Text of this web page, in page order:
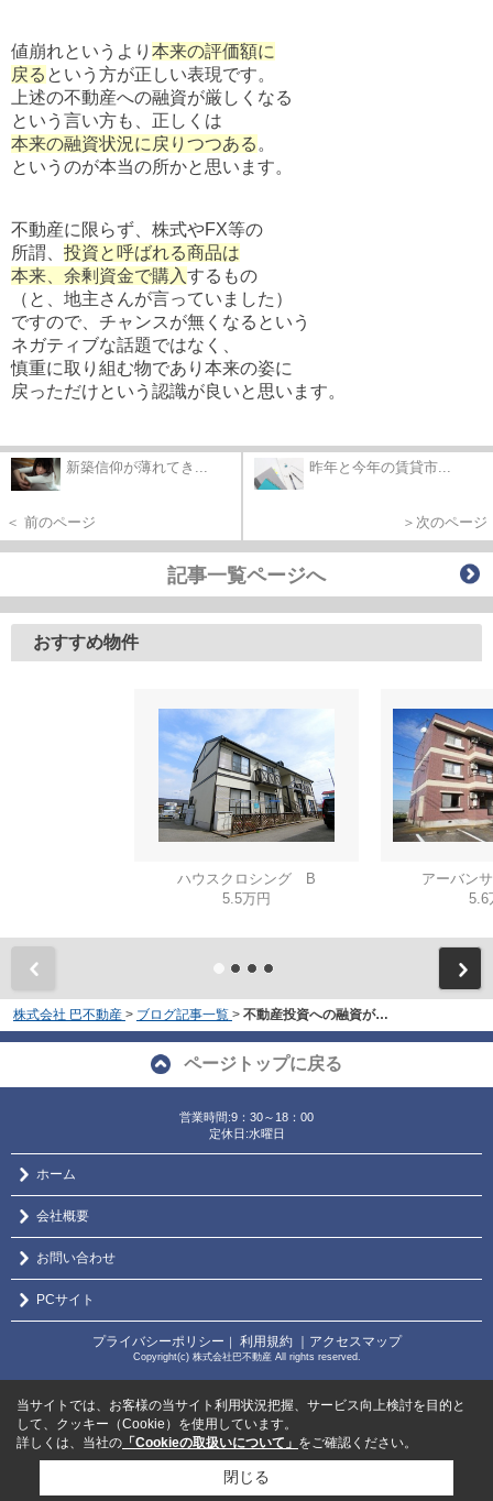
値崩れというより 本来の評価額に
戻る という方が正しい表現です。
上述の不動産への融資が厳しくなる
という言い方も、正しくは
本来の融資状況に戻りつつある 。
というのが本当の所かと思います。
不動産に限らず、株式やFX等の
所謂、 投資と呼ばれる商品は
本来、余剰資金で購入するもの
（と、地主さんが言っていました）
ですので、チャンスが無くなるという
ネガティブな話題ではなく、
慎重に取り組む物であり本来の姿に
戻っただけという認識が良いと思います。
新築信仰が薄れてき...
＜ 前のページ
昨年と今年の賃貸市...
＞次のページ
記事一覧ページへ
おすすめ物件
ハウスクロシング B
5.5万円
アーバン
5.6
株式会社 巴不動産 > ブログ記事一覧 > 不動産投資への融資が…
ページトップに戻る
営業時間:9：30～18：00
定休日:水曜日
ホーム
会社概要
お問い合わせ
PCサイト
プライバシーポリシー ｜ 利用規約 ｜アクセスマップ
Copyright(c) 株式会社巴不動産 All rights reserved.
当サイトでは、お客様の当サイト利用状況把握、サービス向上検討を目的と
して、クッキー（Cookie）を使用しています。
詳しくは、当社の 「Cookieの取扱いについて」 をご確認ください。
閉じる